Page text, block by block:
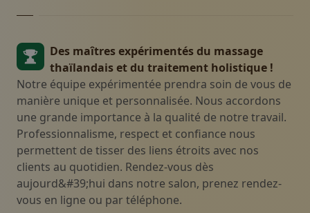
Des maîtres expérimentés du massage
thaïlandais et du traitement holistique !
Notre équipe expérimentée prendra soin de vous de
manière unique et personnalisée. Nous accordons
une grande importance à la qualité de notre travail.
Professionnalisme, respect et confiance nous
permettent de tisser des liens étroits avec nos
clients au quotidien. Rendez-vous dès
aujourd&#39;hui dans notre salon, prenez rendez-
vous en ligne ou par téléphone.